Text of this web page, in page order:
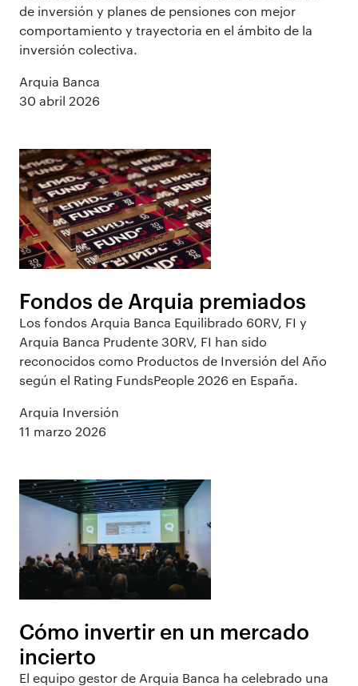
de inversión y planes de pensiones con mejor
comportamiento y trayectoria en el ámbito de la
inversión colectiva.
Arquia Banca
30 abril 2026
Fondos de Arquia premiados
Los fondos Arquia Banca Equilibrado 60RV, FI y
Arquia Banca Prudente 30RV, FI han sido
reconocidos como Productos de Inversión del Año
según el Rating FundsPeople 2026 en España.
Arquia Inversión
11 marzo 2026
Cómo invertir en un mercado
incierto
El equipo gestor de Arquia Banca ha celebrado una